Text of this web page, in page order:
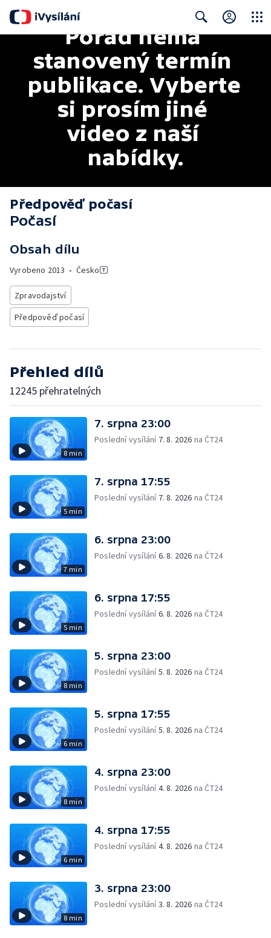
Search
Pořad nemá
stanovený termín
publikace. Vyberte
si prosím jiné
video z naší
nabídky.
Předpověď počasí
Počasí
Obsah dílu
Vyrobeno 2013 • Česko
Zpravodajství
Předpověď počasí
Přehled dílů
12245 přehratelných
8 min
7. srpna 23:00
Poslední vysílání 7. 8. 2026 na ČT24
5 min
7. srpna 17:55
Poslední vysílání 7. 8. 2026 na ČT24
7 min
6. srpna 23:00
Poslední vysílání6. 8. 2026 na ČT24
5 min
6. srpna 17:55
Poslední vysílání6. 8. 2026 na ČT24
8 min
5. srpna 23:00
Poslední vysílání5. 8. 2026 na ČT24
6 min
5. srpna 17:55
Poslední vysílání5. 8. 2026 na ČT24
8 min
4. srpna 23:00
Poslední vysílání4. 8. 2026 na ČT24
6 min
4. srpna 17:55
Poslední vysílání4. 8. 2026 na ČT24
8 min
3. srpna 23:00
Poslední vysílání3. 8. 2026 na ČT24